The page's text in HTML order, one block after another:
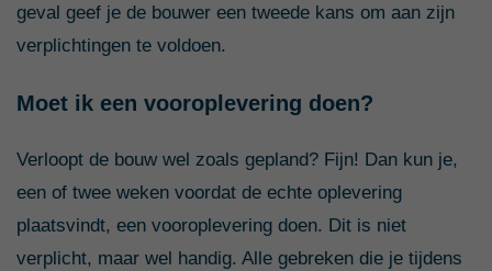
geval geef je de bouwer een tweede kans om aan zijn
verplichtingen te voldoen.
Moet ik een vooroplevering doen?
Verloopt de bouw wel zoals gepland? Fijn! Dan kun je,
een of twee weken voordat de echte oplevering
plaatsvindt, een vooroplevering doen. Dit is niet
verplicht, maar wel handig. Alle gebreken die je tijdens